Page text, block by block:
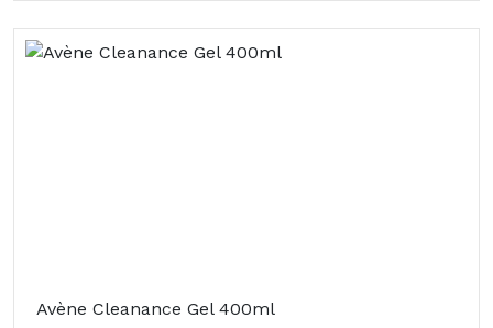
Avène Cleanance Gel 400ml